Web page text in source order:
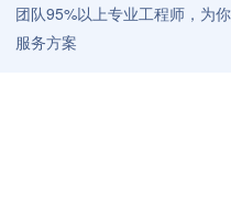
团队95%以上专业工程师，为
服务方案